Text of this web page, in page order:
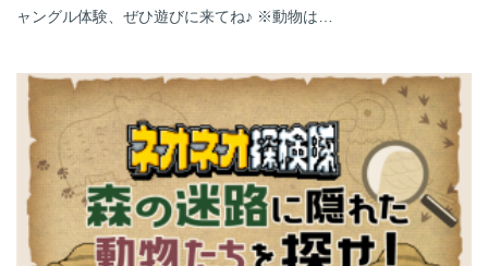
ャングル体験、ぜひ遊びに来てね♪ ※動物は…